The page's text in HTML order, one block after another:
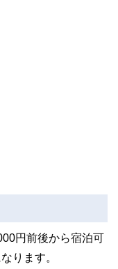
円前後から宿泊可
ります。